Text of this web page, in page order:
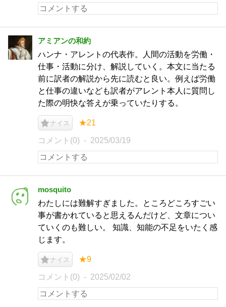
アミアンの和約
ハンナ・アレントの代表作。人間の活動を労働・
仕事・活動に分け、解説していく。本文に当たる
前に訳者の解説から先に読むと良い。例えば労働
と仕事の違いなども訳者がアレント本人に質問し
た際の明快な答えが乗っていたりする。
ナイス ★21
コメント(0) 2025/03/19
mosquito
わたしには難解すぎました。ところどころすごい
事が書かれていると思えるんだけど、文章につい
ていくのも難しい。 知識、知能の不足をいたく感
じます。
ナイス ★9
コメント(0) 2025/02/02